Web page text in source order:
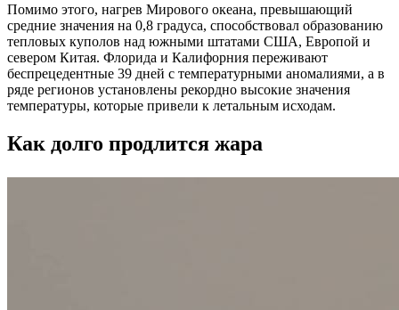
Помимо этого, нагрев Мирового океана, превышающий
средние значения на 0,8 градуса, способствовал образованию
тепловых куполов над южными штатами США, Европой и
севером Китая. Флорида и Калифорния переживают
беспрецедентные 39 дней с температурными аномалиями, а в
ряде регионов установлены рекордно высокие значения
температуры, которые привели к летальным исходам.
Как долго продлится жара